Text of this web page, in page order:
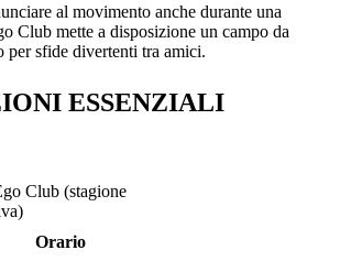
al movimento anche durante una
Club mette a disposizione un campo da
per sfide divertenti tra amici.
ESSENZIALI
Club (stagione
Orario